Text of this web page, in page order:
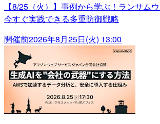
【8/25（火）】事例から学ぶ！ランサム
今すぐ実践できる多重防御戦略
開催前2026年8月25日(火) 13:00